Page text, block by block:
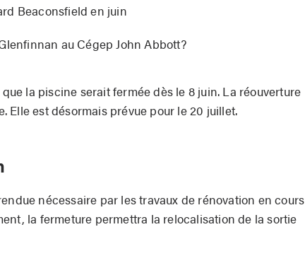
Beaconsfield en juin
au Cégep John Abbott?
la piscine serait fermée dès le 8 juin. La réouverture
Elle est désormais prévue pour le 20 juillet.
nécessaire par les travaux de rénovation en cours
la fermeture permettra la relocalisation de la sortie